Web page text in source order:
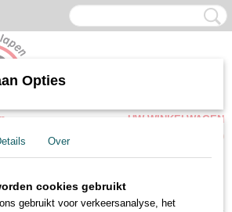
UW WINKELWAGEN
(0)
> Opbergbedden Zonder Matras
Zachte Stof, Licht ecru kleur
Opties
Over
cookies gebruikt
gebruikt voor verkeersanalyse, het